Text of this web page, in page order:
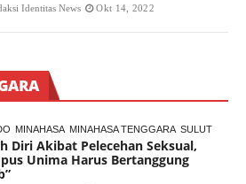
Identitas News Okt 14, 2022
MINAHASA MINAHASA TENGGARA SULUT
Diri Akibat Pelecehan Seksual,
Unima Harus Bertanggung